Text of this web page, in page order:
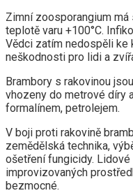
Zimní zoosporangium
teplotě varu +100°C.
Vědci zatím nedospěli ke
neškodnosti pro lidi a
Brambory s rakovinou
vhozeny do metrové díry
formalínem, petrolejem.
V boji proti rakovině
zemědělská technika,
ošetření fungicidy.
improvizovaných
bezmocné.